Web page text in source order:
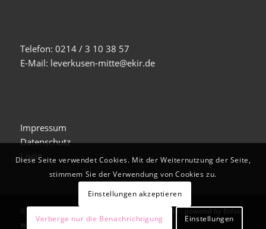
Telefon: 0214 / 3 10 38 57
E-Mail: leverkusen-mitte@ekir.de
Impressum
Datenschutz
Login
Evangelische Kirche Leverkusen-Mitte - powered by Enfold
WordPress Theme
Diese Seite verwendet Cookies. Mit der Weiternutzung der Seite,
stimmem Sie der Verwendung von Cookies zu.
Einstellungen akzeptieren
Verberge nur die Benachrichtigung Einstellungen